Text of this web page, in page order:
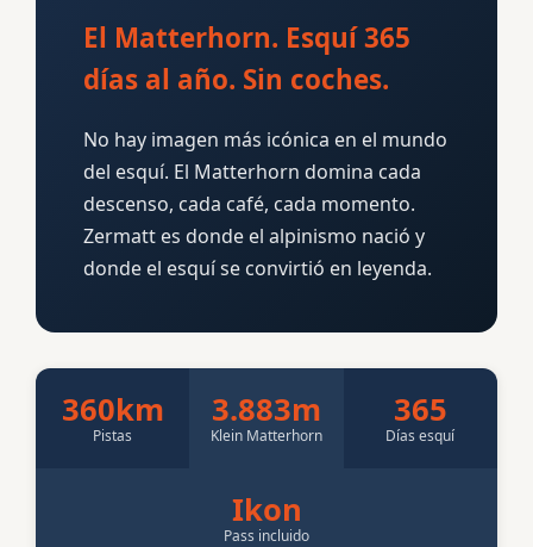
El Matterhorn. Esquí 365
días al año. Sin coches.
No hay imagen más icónica en el mundo
del esquí. El Matterhorn domina cada
descenso, cada café, cada momento.
Zermatt es donde el alpinismo nació y
donde el esquí se convirtió en leyenda.
360km
Pistas
3.883m
Klein Matterhorn
365
Días esquí
Ikon
Pass incluido